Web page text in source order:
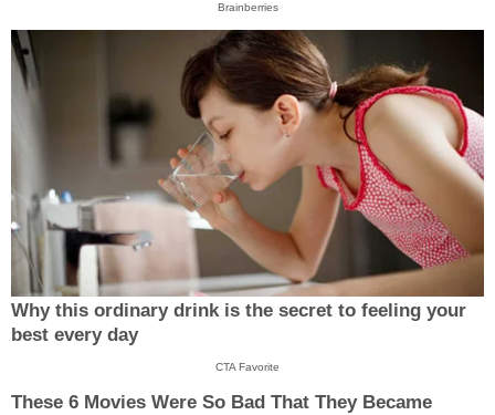
Brainberries
Why this ordinary drink is the secret to feeling your
best every day
CTA Favorite
These 6 Movies Were So Bad That They Became